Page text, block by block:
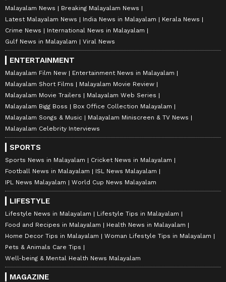
Malayalam News
Breaking Malayalam News
Latest Malayalam News
India News in Malayalam
Kerala News
Crime News
International News in Malayalam
Gulf News in Malayalam
Viral News
ENTERTAINMENT
Malayalam Film New
Entertainment News in Malayalam
Malayalam Short Films
Malayalam Movie Review
Malayalam Movie Trailers
Malayalam Web Series
Malayalam Bigg Boss
Box Office Collection Malayalam
Malayalam Songs & Music
Malayalam Miniscreen & TV News
Malayalam Celebrity Interviews
SPORTS
Sports News in Malayalam
Cricket News in Malayalam
Football News in Malayalam
ISL News Malayalam
IPL News Malayalam
World Cup News Malayalam
LIFESTYLE
Lifestyle News in Malayalam
Lifestyle Tips in Malayalam
Food and Recipes in Malayalam
Health News in Malayalam
Home Decor Tips in Malayalam
Woman Lifestyle Tips in Malayalam
Pets & Animals Care Tips
Well-being & Mental Health News Malayalam
MAGAZINE